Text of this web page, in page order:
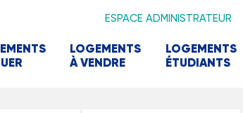
ESPACE ADMINISTRATEUR
LOGEMENTS
À VENDRE
LOGEMENTS
ÉTUDIANTS